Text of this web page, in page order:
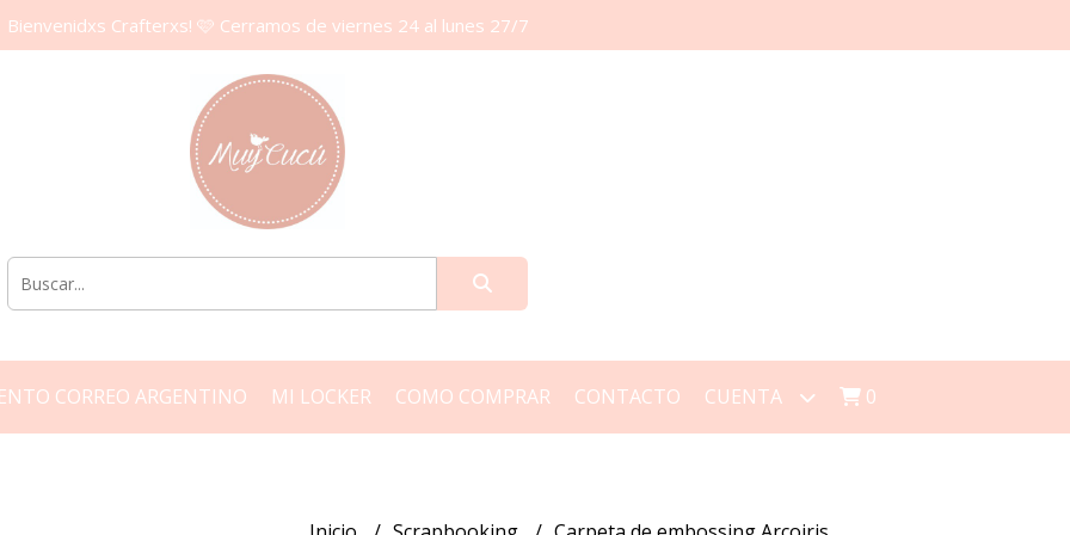
Bienvenidxs Crafterxs! 🩷 Cerramos de viernes 24 al lunes 27/7
CORREO ARGENTINO MI LOCKER COMO COMPRAR CONTACTO CUENTA 0